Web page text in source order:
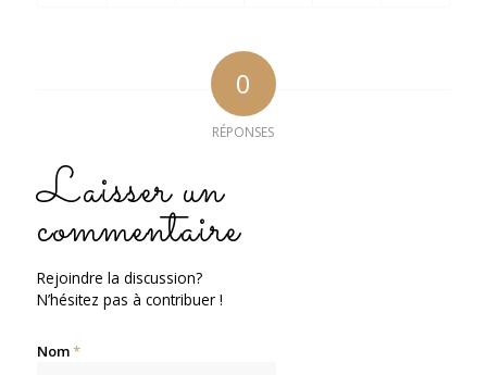
0
RÉPONSES
Laisser un
commentaire
Rejoindre la discussion?
N’hésitez pas à contribuer !
Nom*